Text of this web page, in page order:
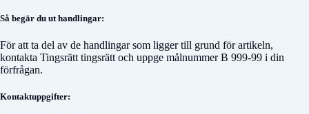
Så begär du ut handlingar:
För att ta del av de handlingar som ligger till grund för artikeln,
kontakta Tingsrätt tingsrätt och uppge målnummerB 999-99 i din
förfrågan.
Kontaktuppgifter: